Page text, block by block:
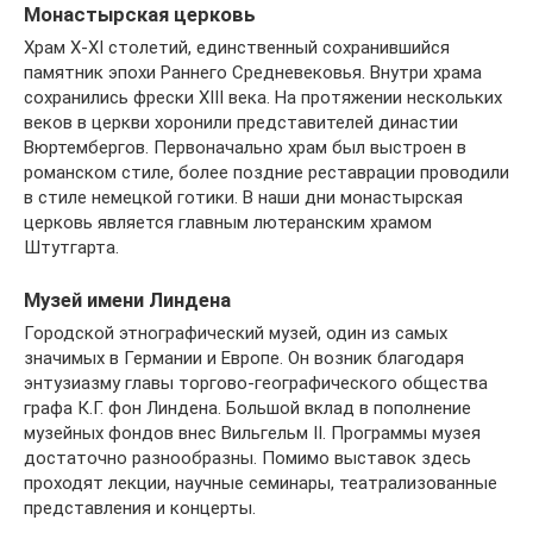
Монастырская церковь
Храм X-XI столетий, единственный сохранившийся
памятник эпохи Раннего Средневековья. Внутри храма
сохранились фрески XIII века. На протяжении нескольких
веков в церкви хоронили представителей династии
Вюртембергов. Первоначально храм был выстроен в
романском стиле, более поздние реставрации проводили
в стиле немецкой готики. В наши дни монастырская
церковь является главным лютеранским храмом
Штутгарта.
Музей имени Линдена
Городской этнографический музей, один из самых
значимых в Германии и Европе. Он возник благодаря
энтузиазму главы торгово-географического общества
графа К.Г. фон Линдена. Большой вклад в пополнение
музейных фондов внес Вильгельм II. Программы музея
достаточно разнообразны. Помимо выставок здесь
проходят лекции, научные семинары, театрализованные
представления и концерты.